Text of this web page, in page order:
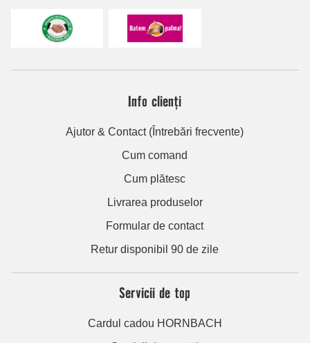
Info clienți
Ajutor & Contact (Întrebări frecvente)
Cum comand
Cum plătesc
Livrarea produselor
Formular de contact
Retur disponibil 90 de zile
Servicii de top
Cardul cadou HORNBACH